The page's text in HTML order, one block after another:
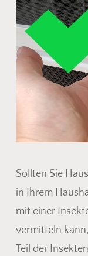
Sollten Sie
in Ihrem
mit einer
vermitteln
Teil der